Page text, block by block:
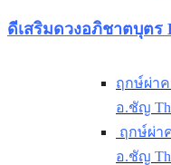
ดีเสริมดวงอภิชาตบุตร
ฤกษ์ผ่า
อ.ชัญ
ฤกษ์ผ่า
อ.ชัญ